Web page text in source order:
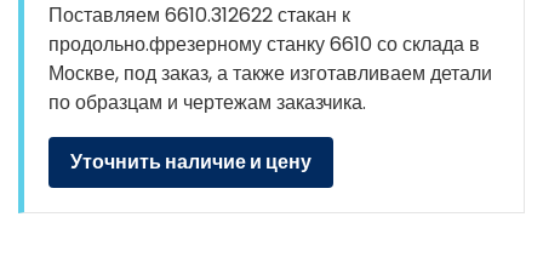
Поставляем 6610.312622 стакан к
продольно.фрезерному станку 6610 со склада в
Москве, под заказ, а также изготавливаем детали
по образцам и чертежам заказчика.
Уточнить наличие и цену